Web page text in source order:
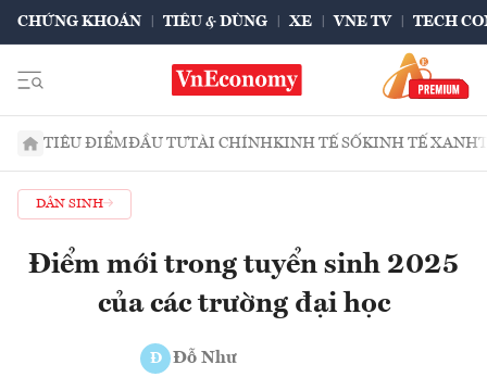
CHỨNG KHOÁN TIÊU & DÙNG XE VNE TV TECH
TIÊU ĐIỂMĐẦU TƯTÀI CHÍNHKINH TẾ SỐKINH TẾ XANH
DÂN SINH
Điểm mới trong tuyển sinh 2025
của các trường đại học
Đ Đỗ Như